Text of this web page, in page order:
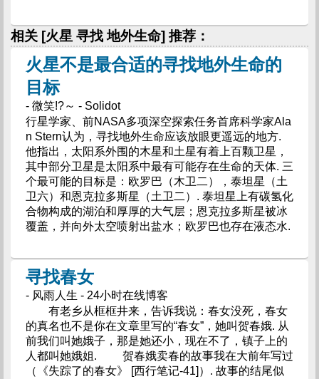
相关 [火星 寻找 地外生命] 推荐：
火星不是最合适的寻找地外生命的
目标
- 微笑!?～ - Solidot
行星学家、前NASA多项深空探索任务首席科学家Ala
n Stern认为，寻找地外生命应该放眼更遥远的地方.
他指出，太阳系外围的木星和土星有着上百颗卫星，
其中部分卫星是太阳系中最有可能存在生命的天体. 三
个最可能的目标是：欧罗巴（木卫二），泰坦星（土
卫六）和恩克拉多斯星（土卫二）. 泰坦星上有碳氢化
合物构成的湖泊和厚厚的大气层；恩克拉多斯星被冰
覆盖，并向外太空喷射出盐水；欧罗巴也存在液态水.
寻找春女
- 风雨人生 - 24小时在线博客
有老乡从框框井来，告诉我说：春女没死，春女
的真名也不是你在文章里写的“春女”，她叫贺春娥. 从
前我们叫她娥子，那是她还小，现在不了，镇子上的
人都叫她娥姐. 贺春娥卖春的故事我在大前年写过
（《失踪了的春女》 [西行笔记-41]）. 故事的结尾似